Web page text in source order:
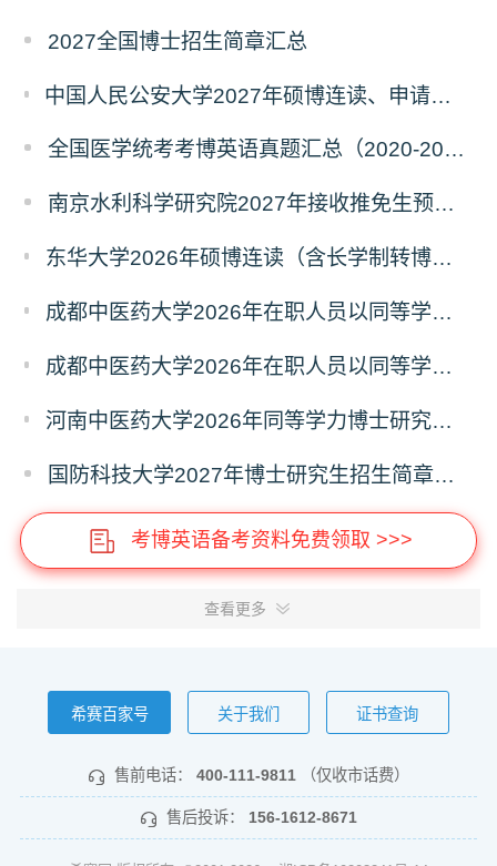
2027全国博士招生简章汇总
中国人民公安大学2027年硕博连读、申请考核、本科直博博士研究生招生报名事宜的通知
全国医学统考考博英语真题汇总（2020-2026年）
南京水利科学研究院2027年接收推免生预报名公告
东华大学2026年硕博连读（含长学制转博）博士研究生拟录取名单公示
成都中医药大学2026年在职人员以同等学力申请中西医结合博士学术学位招生章程
成都中医药大学2026年在职人员以同等学力申请中医博士专业学位招生章程
河南中医药大学2026年同等学力博士研究生招生拟进入复试人员名单公示
国防科技大学2027年博士研究生招生简章（预发版）
考博英语备考资料免费领取 >>>
查看更多
希赛百家号 关于我们 证书查询
售前电话： 400-111-9811 （仅收市话费）
售后投诉： 156-1612-8671